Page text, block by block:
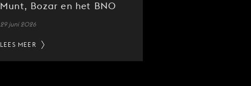
Munt, Bozar en het BNO
29 juni 2026
LEES MEER